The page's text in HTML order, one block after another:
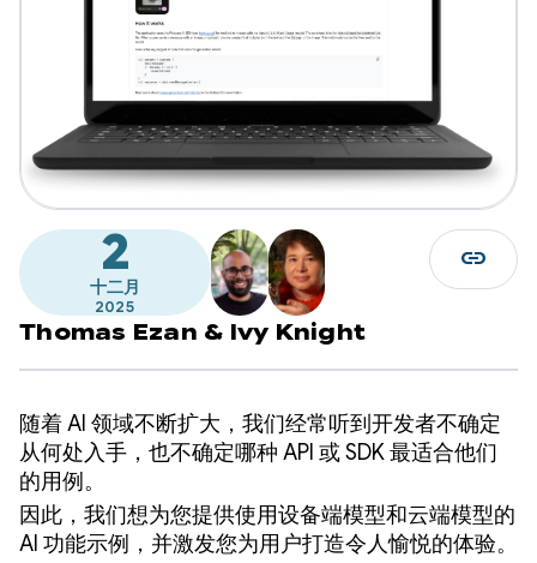
2
十二月
2025
Thomas Ezan & Ivy Knight
link
随着 AI 领域不断扩大，我们经常听到开发者不确定
从何处入手，也不确定哪种 API 或 SDK 最适合他们
的用例。
因此，我们想为您提供使用设备端模型和云端模型的
AI 功能示例，并激发您为用户打造令人愉悦的体验。